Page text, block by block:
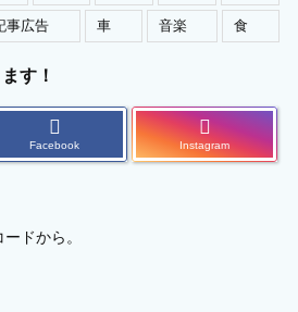
事広告 車 音楽 食
す！
Facebook Instagram
ドから。